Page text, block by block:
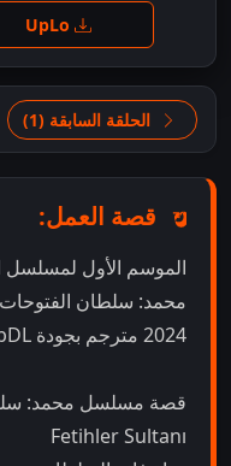
الحلقة السابقة (1)
قصة العمل:
الموسم الأول لمسلسل
2024 مترجم بجودة 1080p WebDL
Fetihler Sultanı